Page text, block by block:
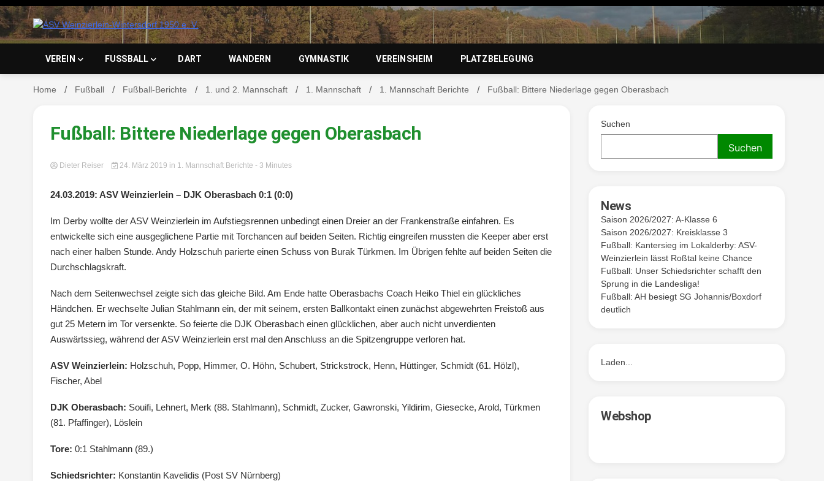
Skip
to
content
ASV Weinzierlein-
Wintersdorf 1950 e. V.
VEREIN FUSSBALL DART WANDERN GYMNASTIK VEREINSHEIM PLATZBELEGUNG
Home Fußball Fußball-Berichte 1. und 2. Mannschaft 1. Mannschaft 1. Mannschaft Berichte Fußball: Bittere Niederlage gegen Oberasbach
Fußball: Bittere Niederlage gegen Oberasbach
Dieter Reiser 24. März 2019 in 1. Mannschaft Berichte - 3 Minutes
24.03.2019: ASV Weinzierlein – DJK Oberasbach 0:1 (0:0)
Im Derby wollte der ASV Weinzierlein im Aufstiegsrennen unbedingt einen Dreier an der Frankenstraße einfahren. Es
entwickelte sich eine ausgeglichene Partie mit Torchancen auf beiden Seiten. Richtig eingreifen mussten die Keeper aber erst
nach einer halben Stunde. Andy Holzschuh parierte einen Schuss von Burak Türkmen. Im Übrigen fehlte auf beiden Seiten die
Durchschlagskraft.
Nach dem Seitenwechsel zeigte sich das gleiche Bild. Am Ende hatte Oberasbachs Coach Heiko Thiel ein glückliches
Händchen. Er wechselte Julian Stahlmann ein, der mit seinem, ersten Ballkontakt einen zunächst abgewehrten Freistoß aus
gut 25 Metern im Tor versenkte. So feierte die DJK Oberasbach einen glücklichen, aber auch nicht unverdienten
Auswärtssieg, während der ASV Weinzierlein erst mal den Anschluss an die Spitzengruppe verloren hat.
ASV Weinzierlein: Holzschuh, Popp, Himmer, O. Höhn, Schubert, Strickstrock, Henn, Hüttinger, Schmidt (61. Hölzl),
Fischer, Abel
DJK Oberasbach: Souifi, Lehnert, Merk (88. Stahlmann), Schmidt, Zucker, Gawronski, Yildirim, Giesecke, Arold, Türkmen
(81. Pfaffinger), Löslein
Tore: 0:1 Stahlmann (89.)
Schiedsrichter: Konstantin Kavelidis (Post SV Nürnberg)
Suchen
Suchen
News
Saison 2026/2027: A-Klasse 6
Saison 2026/2027: Kreisklasse 3
Fußball: Kantersieg im Lokalderby: ASV-
Weinzierlein lässt Roßtal keine Chance
Fußball: Unser Schiedsrichter schafft den
Sprung in die Landesliga!
Fußball: AH besiegt SG Johannis/Boxdorf
deutlich
Laden...
Webshop